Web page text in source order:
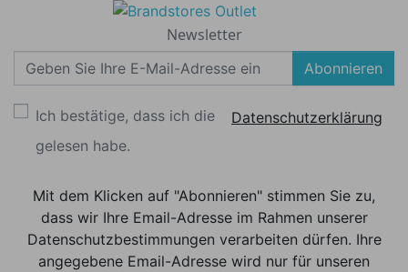
Newsletter
Abonnieren
Ich bestätige, dass ich die
Datenschutzerklärung
gelesen habe.
Mit dem Klicken auf "Abonnieren" stimmen Sie zu,
dass wir Ihre Email-Adresse im Rahmen unserer
Datenschutzbestimmungen verarbeiten dürfen. Ihre
angegebene Email-Adresse wird nur für unseren